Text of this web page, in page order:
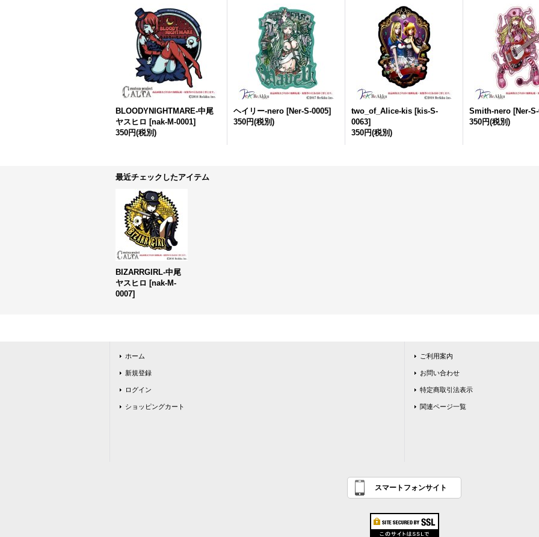
BLOODYNIGHTMARE-中尾
ヤスヒロ [nak-M-0001]
350円(税別)
ヘイリー-nero [Ner-S-0005]
350円(税別)
two_of_Alice-kis [kis-S-
0063]
350円(税別)
Smith-nero [Ner-
350円(税別)
最近チェックしたアイテム
BIZARRGIRL-中尾
ヤスヒロ [nak-M-
0007]
ホーム
新規登録
ログイン
ショッピングカート
ご利用案内
お問い合わせ
特定商取引法表示
関連ページ一覧
スマートフォンサイト